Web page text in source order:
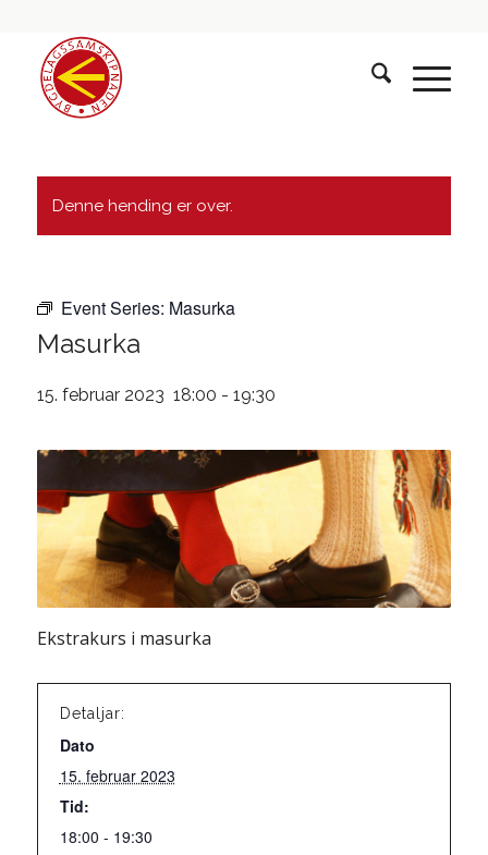
Denne hending er over.
Event Series: Masurka
Masurka
15. februar 2023 18:00 - 19:30
Ekstrakurs i masurka
Detaljar:
Dato
15. februar 2023
Tid:
18:00 - 19:30